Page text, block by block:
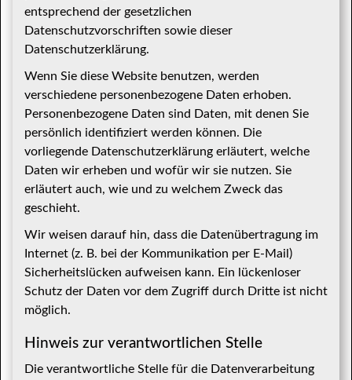
entsprechend der gesetzlichen
Datenschutzvorschriften sowie dieser
Datenschutzerklärung.
Wenn Sie diese Website benutzen, werden
verschiedene personenbezogene Daten erhoben.
Personenbezogene Daten sind Daten, mit denen Sie
persönlich identifiziert werden können. Die
vorliegende Datenschutzerklärung erläutert, welche
Daten wir erheben und wofür wir sie nutzen. Sie
erläutert auch, wie und zu welchem Zweck das
geschieht.
Wir weisen darauf hin, dass die Datenübertragung im
Internet (z. B. bei der Kommunikation per E-Mail)
Sicherheitslücken aufweisen kann. Ein lückenloser
Schutz der Daten vor dem Zugriff durch Dritte ist nicht
möglich.
Hinweis zur verantwortlichen Stelle
Die verantwortliche Stelle für die Datenverarbeitung